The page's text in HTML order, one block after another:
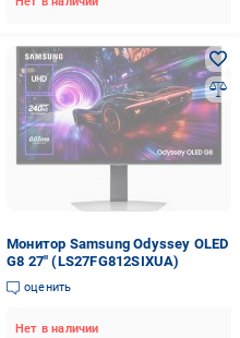
Монитор Samsung Odyssey OLED
G8 27" (LS27FG812SIXUA)
оценить
Нет в наличии